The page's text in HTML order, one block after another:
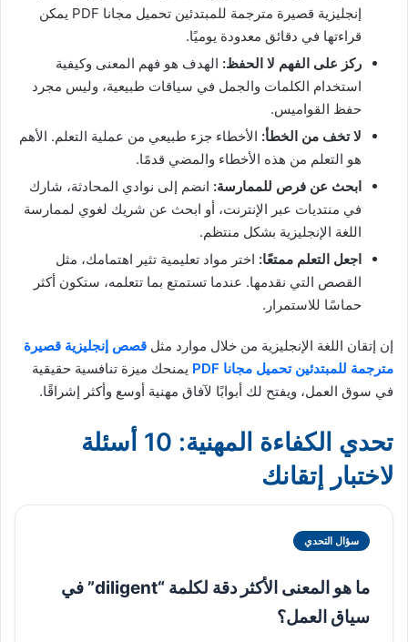
إنجليزية قصيرة مترجمة للمبتدئين تحميل مجانا PDF يمكن
قراءتها في دقائق معدودة يوميًا.
ركز على الفهم لا الحفظ: الهدف هو فهم المعنى وكيفية
استخدام الكلمات والجمل في سياقات طبيعية، وليس مجرد
حفظ القواميس.
لا تخف من الخطأ: الأخطاء جزء طبيعي من عملية التعلم. الأهم
هو التعلم من هذه الأخطاء والمضي قدمًا.
ابحث عن فرص للممارسة: انضم إلى نوادي المحادثة، شارك
في منتديات عبر الإنترنت، أو ابحث عن شريك لغوي لممارسة
اللغة الإنجليزية بشكل منتظم.
اجعل التعلم ممتعًا: اختر مواد تعليمية تثير اهتمامك، مثل
القصص التي نقدمها. عندما تستمتع بما تتعلمه، ستكون أكثر
حماسًا للاستمرار.
إن إتقان اللغة الإنجليزية من خلال موارد مثل قصص إنجليزية قصيرة
مترجمة للمبتدئين تحميل مجانا PDF
يمنحك ميزة تنافسية حقيقية
في سوق العمل، ويفتح لك أبوابًا لآفاق مهنية أوسع وأكثر إشراقًا.
تحدي الكفاءة المهنية: 10 أسئلة
لاختبار إتقانك
سؤال التحدي
ما هو المعنى الأكثر دقة لكلمة “diligent” في
سياق العمل؟